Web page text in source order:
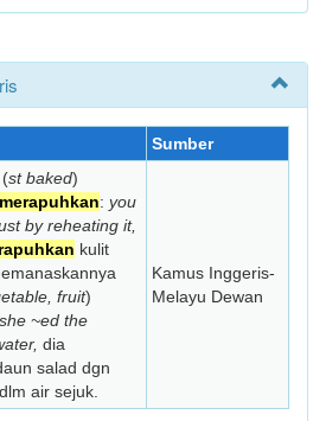
Sumber
(st baked)
merapuhkan: you
by reheating it,
kulit
fruit)
she ~ed the
dia
salad dgn
air sejuk.
Kamus Inggeris-
Melayu Dewan